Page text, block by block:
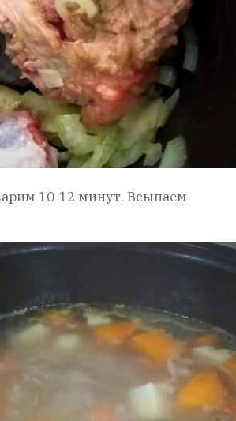
10-12 минут. Всыпаем